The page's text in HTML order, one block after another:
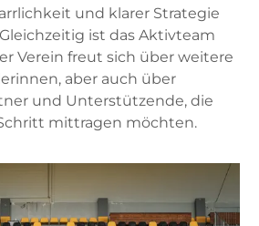
und klarer Strategie
ist das Aktivteam
Verein freut sich über weitere
aber auch über
und Unterstützende, die
mittragen möchten.